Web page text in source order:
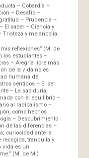
– Cobardía –
– Desafío –
– Prudencia –
El saber – Ciencia y
Tristeza y melancolía.
reflexiones” (M. de
los estudiantes –
– Alegría libre más
de la vida no es
humana de
sentidos – El ser
– La sabiduría,
con el equilibrio –
al radicalismo –
como hechos
– Descubrimiento
de las diferencias –
curiosidad ante la
tranquila y
vida es un
(M. de M.)